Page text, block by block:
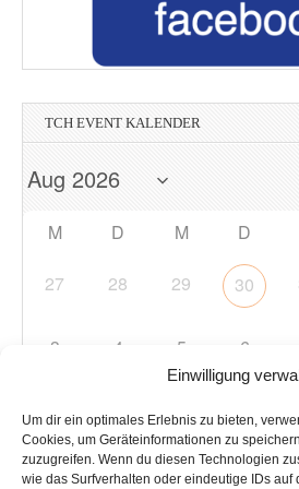
Einwilligung
Um dir ein optimales Erlebnis zu bieten,
Cookies, um Geräteinformationen zu
zuzugreifen. Wenn du diesen Technologien
wie das Surfverhalten oder eindeutige IDs auf
TCH EVENT KALENDER
M D M D
27 28 29 30
3 4 5 6
10 11 12 13
17 18 19 20